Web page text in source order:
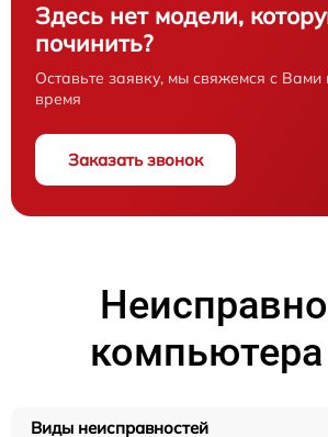
Здесь нет модели,
починить?
Оставьте заявку, мы свяжемся с
время
Заказать звонок
компьютера
Виды неисправностей